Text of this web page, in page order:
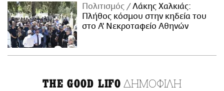
Πολιτισμός
Λάκης Χαλκιάς:
Πλήθος κόσμου στην κηδεία του
στο Α' Νεκροταφείο Αθηνών
THE GOOD LIFO ΔΗΜΟΦΙΛΗ